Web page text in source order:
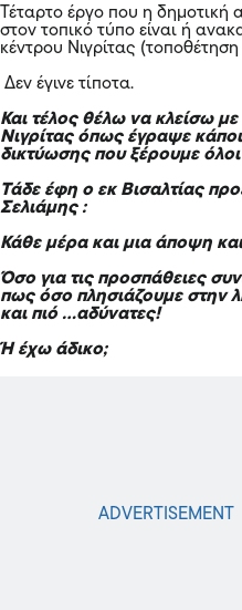
Τέταρτο έργο που η
στον τοπικό τύπο είναι ή
κέντρου Νιγρίτας
Δεν έγινε τίποτα.
Και τέλος θέλω να κλείσω
Νιγρίτας όπως έγραψε
δικτύωσης που ξέρουμε
Τάδε έφη ο εκ Βισαλτίας
Σελιάμης :
Κάθε μέρα και μια άποψη
Όσο για τις προσπάθειες
πως όσο πλησιάζουμε στην
και πιό …αδύνατες!
Ή έχω άδικο;